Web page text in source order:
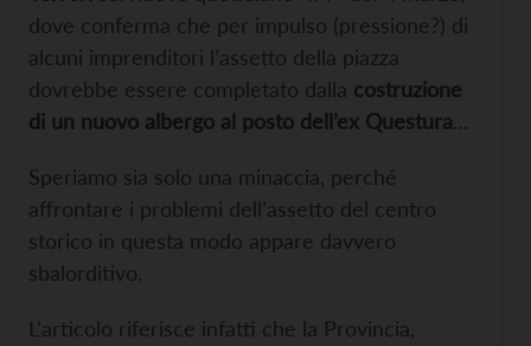
dove conferma che per impulso (pressione?) di
alcuni imprenditori l’assetto della piazza
dovrebbe essere completato dalla costruzione
di un nuovo albergo al posto dell’ex Questura…
Speriamo sia solo una minaccia, perché
affrontare i problemi dell’assetto del centro
storico in questa modo appare davvero
sbalorditivo.
L’articolo riferisce infatti che la Provincia,